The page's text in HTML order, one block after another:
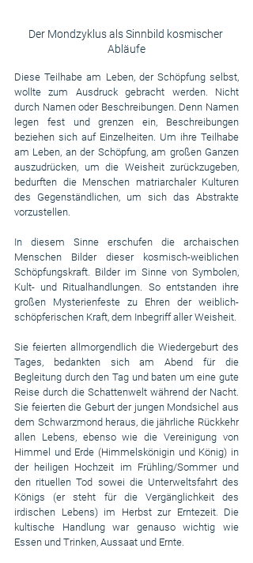
Der Mondzyklus als Sinnbild kosmischer
Abläufe
Diese Teilhabe am Leben, der Schöpfung selbst,
wollte zum Ausdruck gebracht werden. Nicht
durch Namen oder Beschreibungen. Denn Namen
legen fest und grenzen ein, Beschreibungen
beziehen sich auf Einzelheiten. Um ihre Teilhabe
am Leben, an der Schöpfung, am großen Ganzen
auszudrücken, um die Weisheit zurückzugeben,
bedurften die Menschen matriarchaler Kulturen
des Gegenständlichen, um sich das Abstrakte
vorzustellen.
In diesem Sinne erschufen die archaischen
Menschen Bilder dieser kosmisch-weiblichen
Schöpfungskraft. Bilder im Sinne von Symbolen,
Kult- und Ritualhandlungen. So entstanden ihre
großen Mysterienfeste zu Ehren der weiblich-
schöpferischen Kraft, dem Inbegriff aller Weisheit.
Sie feierten allmorgendlich die Wiedergeburt des
Tages, bedankten sich am Abend für die
Begleitung durch den Tag und baten um eine gute
Reise durch die Schattenwelt während der Nacht.
Sie feierten die Geburt der jungen Mondsichel aus
dem Schwarzmond heraus, die jährliche Rückkehr
allen Lebens, ebenso wie die Vereinigung von
Himmel und Erde (Himmelskönigin und König) in
der heiligen Hochzeit im Frühling/Sommer und
den rituellen Tod sowei die Unterweltsfahrt des
Königs (er steht für die Vergänglichkeit des
irdischen Lebens) im Herbst zur Erntezeit. Die
kultische Handlung war genauso wichtig wie
Essen und Trinken, Aussaat und Ernte.